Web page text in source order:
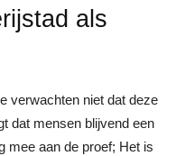
als
verwachten niet dat deze
dat mensen blijvend een
mee aan de proef; Het is